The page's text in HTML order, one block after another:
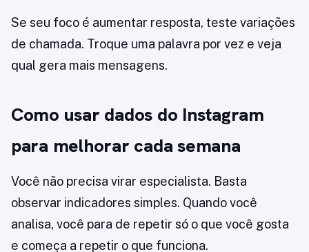
Se seu foco é aumentar resposta, teste variações
de chamada. Troque uma palavra por vez e veja
qual gera mais mensagens.
Como usar dados do Instagram
para melhorar cada semana
Você não precisa virar especialista. Basta
observar indicadores simples. Quando você
analisa, você para de repetir só o que você gosta
e começa a repetir o que funciona.